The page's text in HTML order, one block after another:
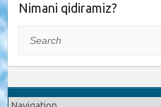
Nimani qidiramiz?